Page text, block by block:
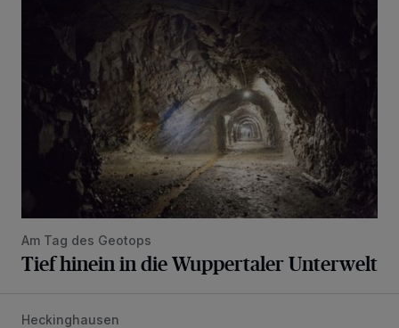
Am Tag des Geotops
Tief hinein in die Wuppertaler Unterwelt
Feuerwehr befreit Kind aus verschlossenem VW Bulli
Heckinghausen